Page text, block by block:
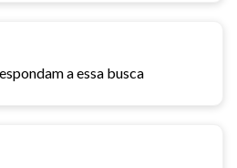
a essa busca